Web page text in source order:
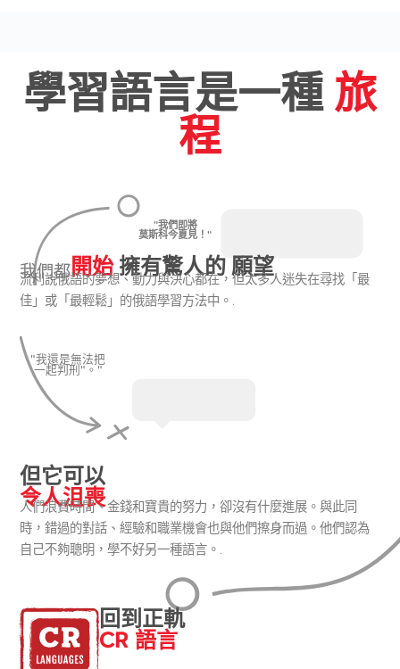
學習語言是一種 旅
程
"我們即將
莫斯科今夏見！"
我們都開始擁有驚人的 願望
流利說俄語的夢想、動力與決心都在，但太多人迷失在尋找「最
佳」或「最輕鬆」的俄語學習方法中。.
"我還是無法把
一起判刑"。"
但它可以
令人沮喪
人們浪費時間、金錢和寶貴的努力，卻沒有什麼進展。與此同
時，錯過的對話、經驗和職業機會也與他們擦身而過。他們認為
自己不夠聰明，學不好另一種語言。.
回到正軌
CR 語言